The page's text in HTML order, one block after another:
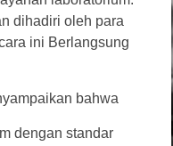
dihadiri oleh para
ini Berlangsung
bahwa
dengan standar